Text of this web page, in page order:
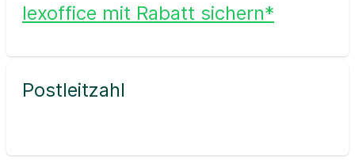
lexoffice mit Rabatt sichern*
Postleitzahl